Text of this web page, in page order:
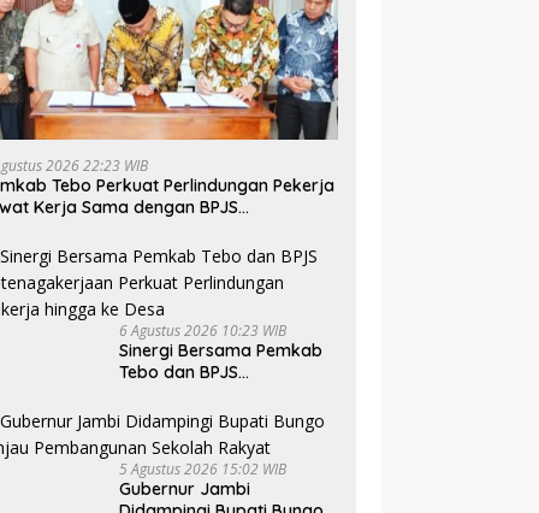
2026 22:23 WIB
Tebo Perkuat Perlindungan Pekerja
Kerja Sama dengan BPJS
6 Agustus 2026 10:23 WIB
Sinergi Bersama Pemkab
Tebo dan BPJS
Perlindungan Pekerja
hingga ke Desa
5 Agustus 2026 15:02 WIB
Gubernur Jambi